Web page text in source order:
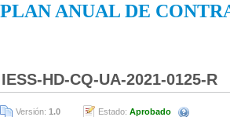
PLAN ANUAL DE
IESS-HD-CQ-UA-2021-0125-R
Versión: 1.0 Estado: Aprobado